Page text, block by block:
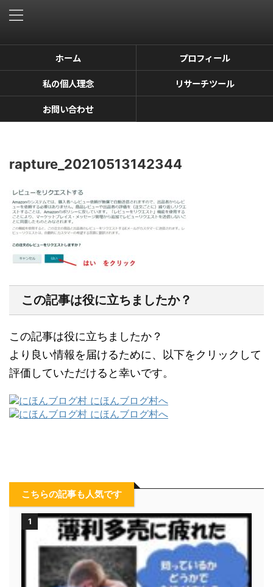
ホーム
プロフィール
私の個人理念
リサーチツール
お問い合わせ
rapture_20210513142344
この記事は役に立ちましたか？
この記事は役に立ちましたか？
より良い情報を届けるために、以下をクリックして
評価していただけると幸いです。
こちらの記事も人気です
1